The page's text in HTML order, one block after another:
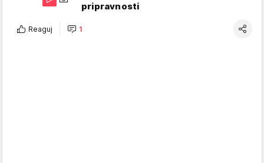
pripravnosti
Reaguj 1